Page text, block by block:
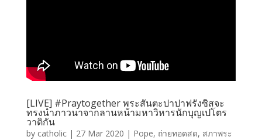
[LIVE] #Praytogether พระสันตะปาปาฟรังซิสจะ
ทรงนำภาวนาจากลานหน้ามหาวิหารนักบุญเปโตร
วาติกัน
by catholic| 27 Mar 2020 | Pope, ถ่ายทอดสด, สภาพระ